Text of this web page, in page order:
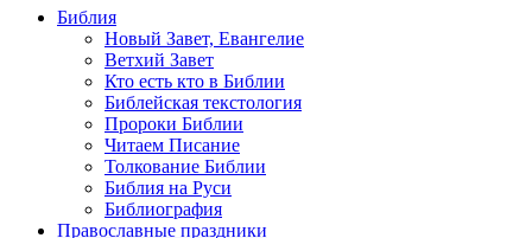
Библия
Новый Завет, Евангелие
Ветхий Завет
Кто есть кто в Библии
Библейская текстология
Пророки Библии
Читаем Писание
Толкование Библии
Библия на Руси
Библиография
Православные праздники